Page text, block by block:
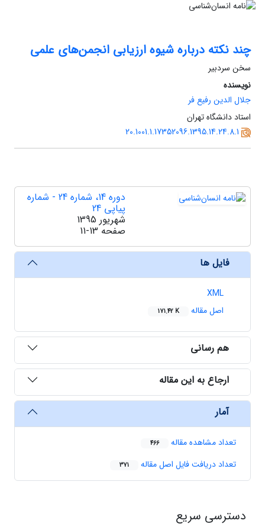
چند نکته درباره شیوه ارزیابی انجمن‌های علمی
سخن سردبیر
نویسنده
جلال الدین رفیع فر
استاد دانشگاه تهران
20.1001.1.17352096.1395.14.24.8.1
دوره 14، شماره 24 - شماره
پیاپی 24
شهریور 1395
صفحه 11-13
فایل ها
XML
اصل مقاله
171.42 K
هم رسانی
ارجاع به این مقاله
آمار
تعداد مشاهده مقاله 466
تعداد دریافت فایل اصل مقاله 371
دسترسی سریع